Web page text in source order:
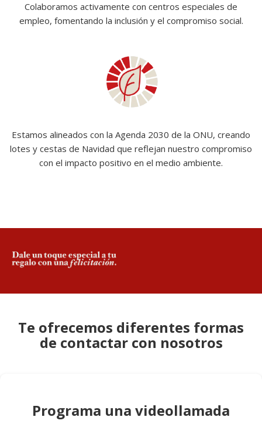
Colaboramos activamente con centros especiales de
empleo, fomentando la inclusión y el compromiso social.
Estamos alineados con la Agenda 2030 de la ONU, creando
lotes y cestas de Navidad que reflejan nuestro compromiso
con el impacto positivo en el medio ambiente.
Te ofrecemos diferentes formas
de contactar con nosotros
Programa una videollamada